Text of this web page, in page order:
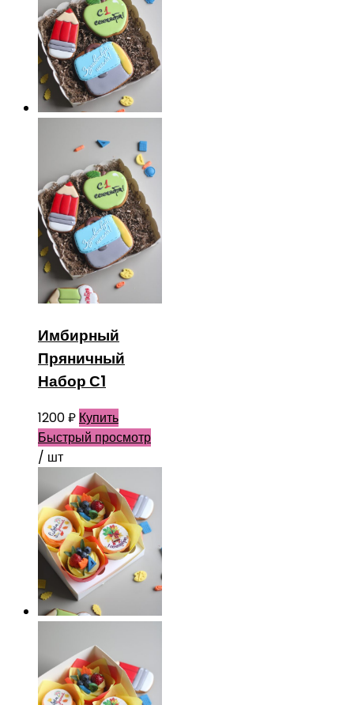
Имбирный
Пряничный
Набор С1
1200₽ Купить
Быстрый просмотр
/ шт